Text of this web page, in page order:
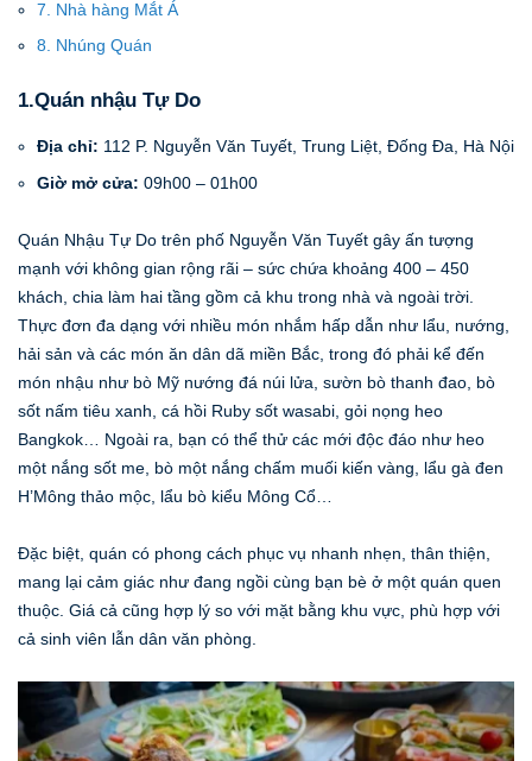
7. Nhà hàng Mắt Á
8. Nhúng Quán
1.Quán nhậu Tự Do
Địa chỉ: 112 P. Nguyễn Văn Tuyết, Trung Liệt, Đống Đa, Hà Nội
Giờ mở cửa: 09h00 – 01h00
Quán Nhậu Tự Do trên phố Nguyễn Văn Tuyết gây ấn tượng
mạnh với không gian rộng rãi – sức chứa khoảng 400 – 450
khách, chia làm hai tầng gồm cả khu trong nhà và ngoài trời.
Thực đơn đa dạng với nhiều món nhắm hấp dẫn như lẩu, nướng,
hải sản và các món ăn dân dã miền Bắc, trong đó phải kể đến
món nhậu như bò Mỹ nướng đá núi lửa, sườn bò thanh đao, bò
sốt nấm tiêu xanh, cá hồi Ruby sốt wasabi, gỏi nọng heo
Bangkok… Ngoài ra, bạn có thể thử các mới độc đáo như heo
một nắng sốt me, bò một nắng chấm muối kiến vàng, lẩu gà đen
H’Mông thảo mộc, lẩu bò kiểu Mông Cổ…
Đặc biệt, quán có phong cách phục vụ nhanh nhẹn, thân thiện,
mang lại cảm giác như đang ngồi cùng bạn bè ở một quán quen
thuộc. Giá cả cũng hợp lý so với mặt bằng khu vực, phù hợp với
cả sinh viên lẫn dân văn phòng.